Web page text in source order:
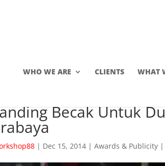
WHO WE ARE CLIENTS WHAT
Becak Untuk
| Dec 15, 2014 |Awards & Publicity